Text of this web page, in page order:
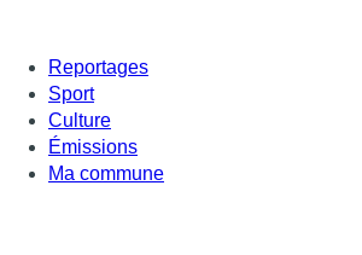
Reportages
Sport
Culture
Émissions
Ma commune